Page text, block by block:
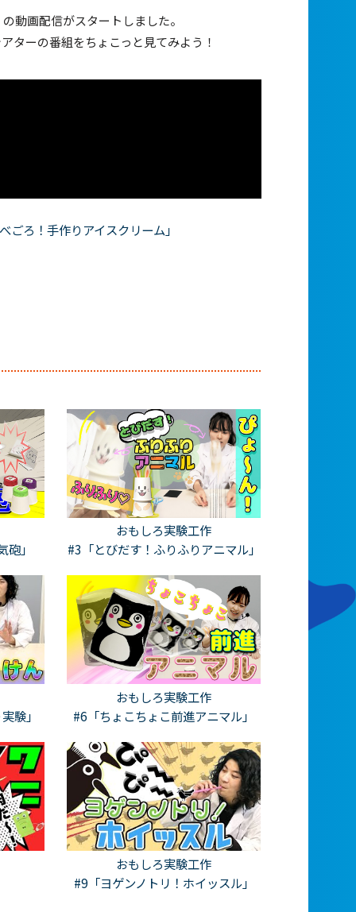
動画配信がスタートしました。
ターの番組をちょこっと見てみよう！
ろ！手作りアイスクリーム」
」
おもしろ実験工作
#3「とびだす！ふりふりアニマル」
験」
おもしろ実験工作
#6「ちょこちょこ前進アニマル」
おもしろ実験工作
#9「ヨゲンノトリ！ホイッスル」